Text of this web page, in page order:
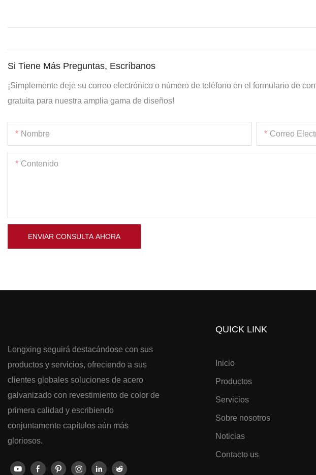
Si Tiene Más Preguntas, Escríbanos
¡Simplemente deje su correo electrónico o número de teléfono en el formulario de
gratuita para nuestra amplia gama de diseños!
Nombre Correo
Contenido
ENVIAR CONSULTA AHORA
Longxing seguirá destacándose con sus
productos y servicios, ofreciendo a sus
clientes globales soluciones de acero
galvanizado con revestimiento de color de
primera calidad y escribiendo
conjuntamente capítulos aún más
gloriosos.
QUICK LINK
Inicio
Productos
Servicios
Sobre nosotros
Noticias
Contacto us